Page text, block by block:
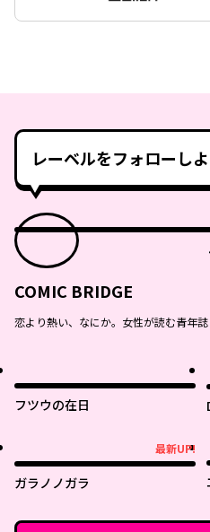
レーベルをフォローしよ
COMIC BRIDGE
恋より熱い、なにか。女性が読む青年誌
フツウの在日
最新UP!
ガラノノガラ